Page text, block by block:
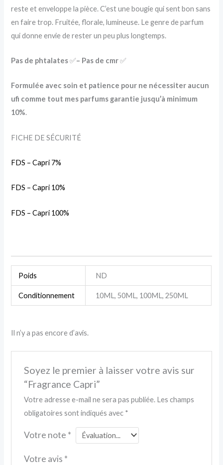
reste et enveloppe la pièce. C’est une bougie qui sent bon sans
en faire trop. Fruitée, florale, lumineuse. Le genre de parfum
qui donne envie de rester un peu plus longtemps.
Pas de phtalates✅– Pas de cmr✅
Formulée avec soin et patience pour ne nécessiter aucun
ufi comme tout mes parfums garantie jusqu’à minimum
10%.
FICHE DE SÉCURITÉ
FDS – Capri 7%
FDS – Capri 10%
FDS – Capri 100%
Poids ND
Conditionnement 10ML, 50ML, 100ML, 250ML
Il n’y a pas encore d’avis.
Soyez le premier à laisser votre avis sur
“Fragrance Capri”
Votre adresse e-mail ne sera pas publiée. Les champs
obligatoires sont indiqués avec *
Votre note *
Votre avis *